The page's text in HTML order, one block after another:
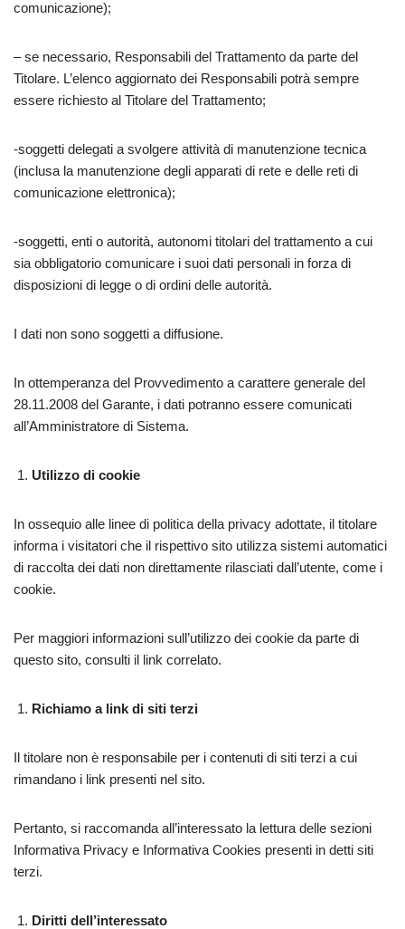
comunicazione);
– se necessario, Responsabili del Trattamento da parte del
Titolare. L’elenco aggiornato dei Responsabili potrà sempre
essere richiesto al Titolare del Trattamento;
-soggetti delegati a svolgere attività di manutenzione tecnica
(inclusa la manutenzione degli apparati di rete e delle reti di
comunicazione elettronica);
-soggetti, enti o autorità, autonomi titolari del trattamento a cui
sia obbligatorio comunicare i suoi dati personali in forza di
disposizioni di legge o di ordini delle autorità.
I dati non sono soggetti a diffusione.
In ottemperanza del Provvedimento a carattere generale del
28.11.2008 del Garante, i dati potranno essere comunicati
all’Amministratore di Sistema.
Utilizzo di cookie
In ossequio alle linee di politica della privacy adottate, il titolare
informa i visitatori che il rispettivo sito utilizza sistemi automatici
di raccolta dei dati non direttamente rilasciati dall’utente, come i
cookie.
Per maggiori informazioni sull’utilizzo dei cookie da parte di
questo sito, consulti il link correlato.
Richiamo a link di siti terzi
Il titolare non è responsabile per i contenuti di siti terzi a cui
rimandano i link presenti nel sito.
Pertanto, si raccomanda all’interessato la lettura delle sezioni
Informativa Privacy e Informativa Cookies presenti in detti siti
terzi.
Diritti dell’interessato